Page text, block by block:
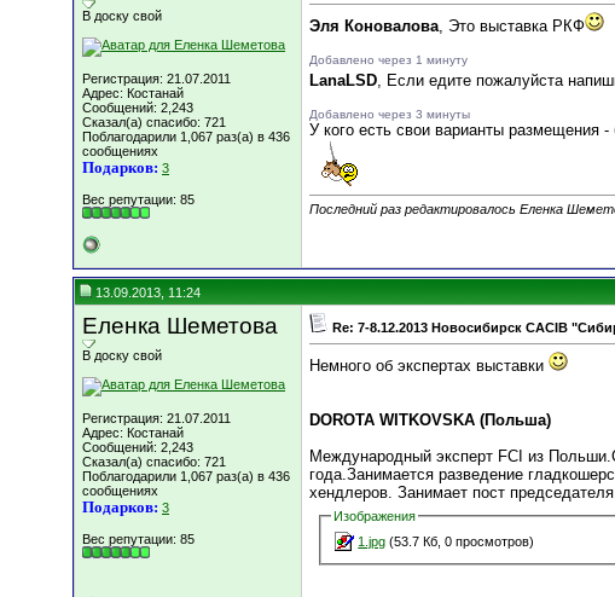
В доску свой
Регистрация: 21.07.2011
Адрес: Костанай
Сообщений: 2,243
Сказал(а) спасибо: 721
Поблагодарили 1,067 раз(а) в 436
сообщениях
Подарков: 3
Вес репутации: 85
Эля Коновалова, Это выставка РКФ
Добавлено через 1 минуту
LanaLSD, Если едите пожалуйста
Добавлено через 3 минуты
У кого есть свои варианты размещения
Последний раз редактировалось Еленка
13.09.2013, 11:24
Еленка Шеметова
В доску свой
Регистрация: 21.07.2011
Адрес: Костанай
Сообщений: 2,243
Сказал(а) спасибо: 721
Поблагодарили 1,067 раз(а) в 436
сообщениях
Подарков: 3
Вес репутации: 85
Re: 7-8.12.2013 Новосибирск CACIB
Немного об экспертах выставки
DOROTA WITKOVSKA (Польша)
Международный эксперт FCI из
года.Занимается разведение
хендлеров. Занимает пост
Изображения
1.jpg (53.7 Кб, 0 просмотров)